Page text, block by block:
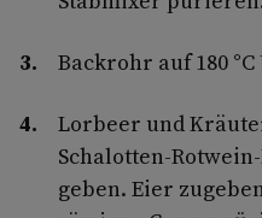
Backrohr auf 180
Lorbeer und
Schalotten-
geben. Eier